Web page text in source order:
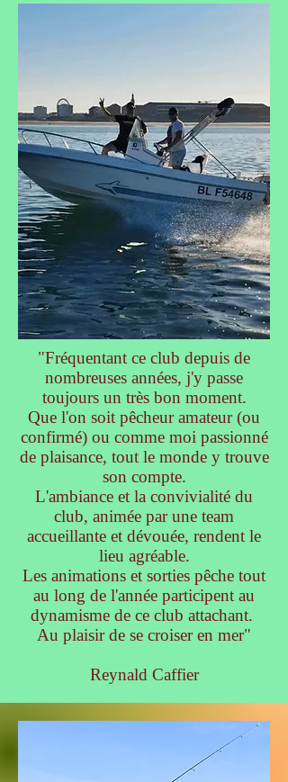
"Fréquentant ce club depuis de
nombreuses années, j'y passe
toujours un très bon moment.
Que l'on soit pêcheur amateur (ou
confirmé) ou comme moi passionné
de plaisance, tout le monde y trouve
son compte.
L'ambiance et la convivialité du
club, animée par une team
accueillante et dévouée, rendent le
lieu agréable.
Les animations et sorties pêche tout
au long de l'année participent au
dynamisme de ce club attachant.
Au plaisir de se croiser en mer"
Reynald Caffier